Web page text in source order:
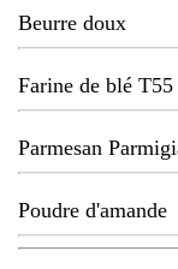
Beurre doux
Farine de blé T55
Parmesan
Poudre d'amande